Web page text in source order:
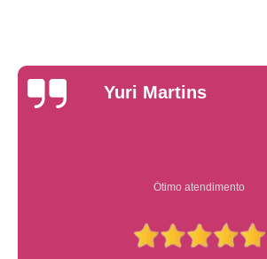
Yuri Martins
Ótimo atendimento